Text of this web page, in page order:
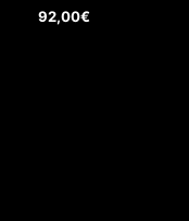
92,00€